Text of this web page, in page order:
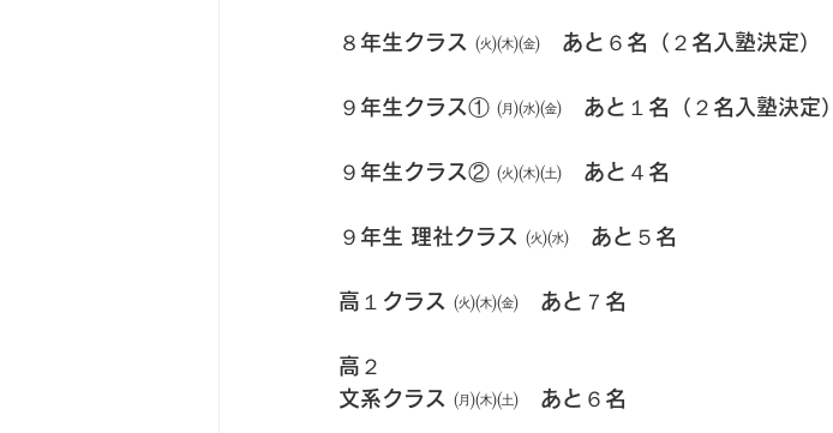
８年生クラス ㈫㈭㈮　あと６名（２名入塾決定）
９年生クラス① ㈪㈬㈮　あと１名（２名入塾決定）
９年生クラス② ㈫㈭㈯　あと４名
９年生 理社クラス ㈫㈬　あと５名
高１クラス ㈫㈭㈮　あと７名
高２
文系クラス ㈪㈭㈯　あと６名